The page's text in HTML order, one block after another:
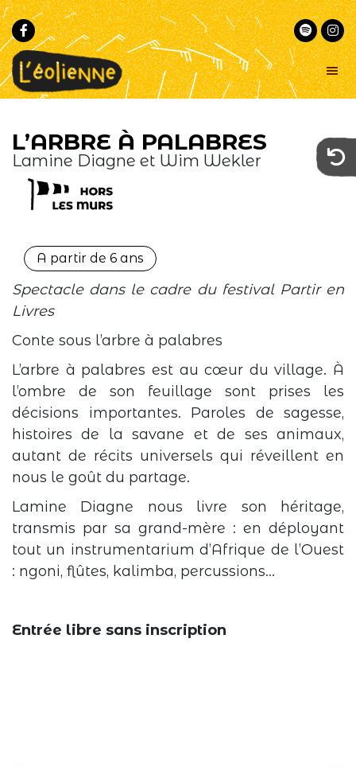
Passer
à
la
navigation
principale
Passer
au
contenu
principal
Marseille
commun
pour
conte
Marseille
L’ARBRE À PALABRES
Lamine Diagne et Wim Wekler
A partir de 6 ans
Spectacle dans le cadre du festival Partir en
Livres
Conte sous l’arbre à palabres
L’arbre à palabres est au cœur du village. À
l’ombre de son feuillage sont prises les
décisions importantes. Paroles de sagesse,
histoires de la savane et de ses animaux,
autant de récits universels qui réveillent en
nous le goût du partage.
Lamine Diagne nous livre son héritage,
transmis par sa grand-mère : en déployant
tout un instrumentarium d’Afrique de l’Ouest
: ngoni, flûtes, kalimba, percussions…
Entrée libre sans inscription